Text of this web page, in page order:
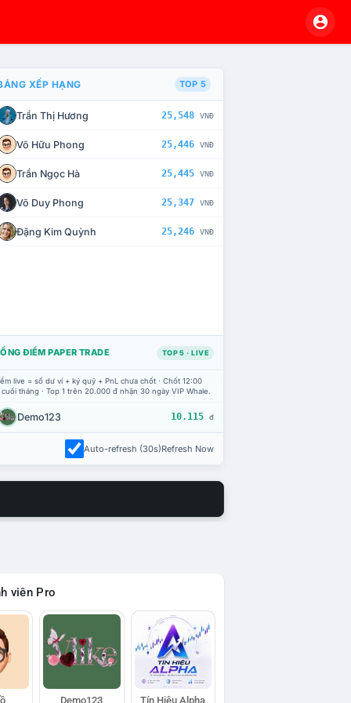
CHẾ TÀI XỬ LÝ VI PHẠM
XẾP HẠNG TOP 5
Trần Thị Hương 25,548 VNĐ
Võ Hữu Phong 25,446 VNĐ
Trần Ngọc Hà 25,445 VNĐ
Võ Duy Phong 25,347 VNĐ
Đặng Kim Quỳnh 25,246 VNĐ
ĐIỂM PAPER TRADE TOP 5 · LIVE
live = số dư ví + ký quỹ + PnL chưa chốt · Chốt 12:00
tháng · Top 1 trên 20.000 đ nhận 30 ngày VIP Whale.
Demo123 10.115 đ
Auto-refresh (30s)Refresh Now
viên Pro
Demo123 Tín Hiệu Alpha